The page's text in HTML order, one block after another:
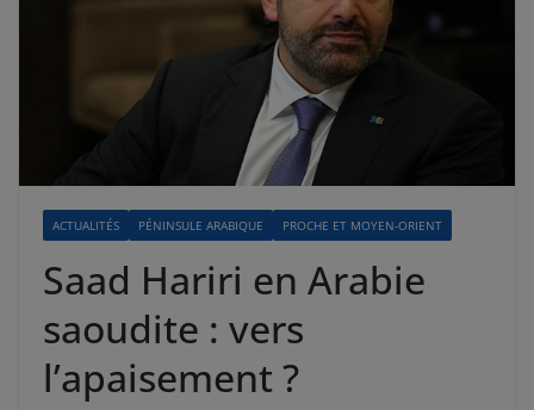
ACTUALITÉS PÉNINSULE ARABIQUE PROCHE ET MOYEN-ORIENT
Saad Hariri en Arabie
saoudite : vers
l’apaisement ?